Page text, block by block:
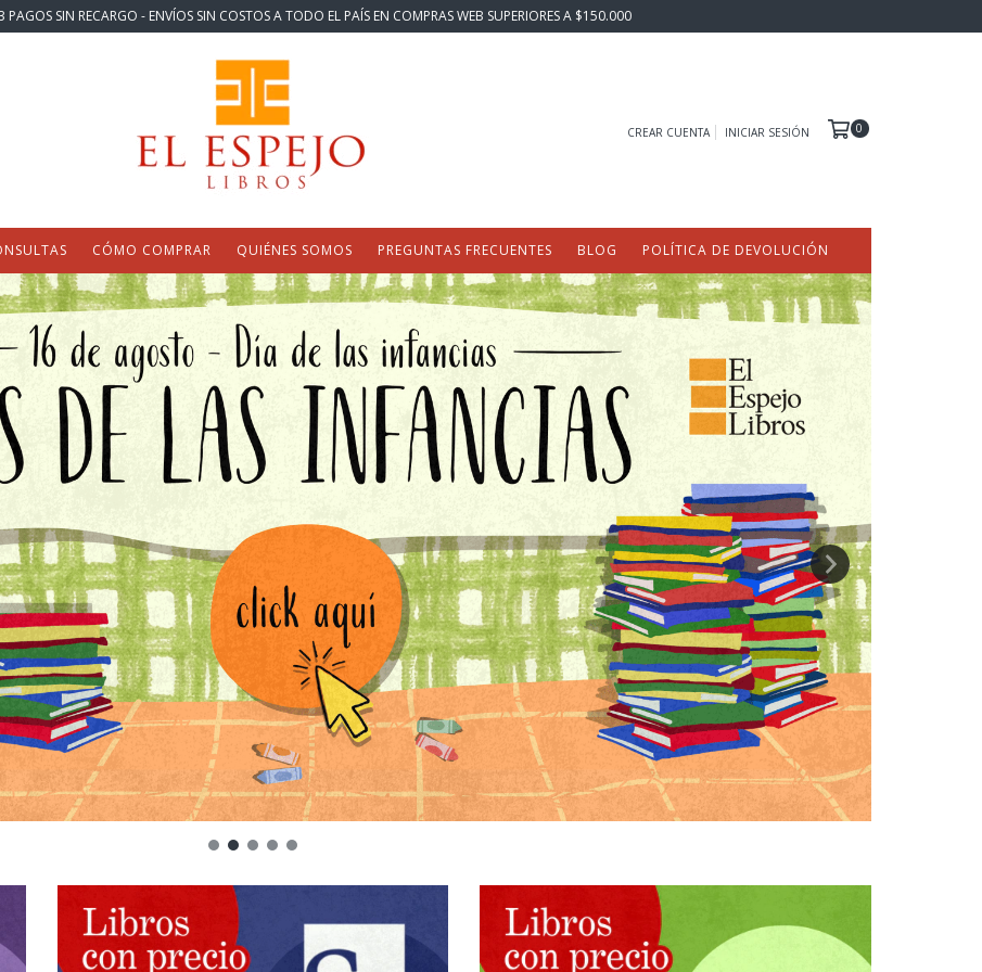
PAGOS SIN RECARGO - ENVÍOS SIN COSTOS A TODO EL PAÍS EN COMPRAS WEB SUPERIORES A $150.000
CREAR CUENTA INICIAR SESIÓN 0
CÓMO COMPRAR QUIÉNES SOMOS PREGUNTAS FRECUENTES BLOG POLÍTICA DE DEVOLUCIÓN